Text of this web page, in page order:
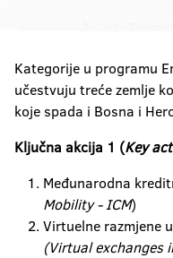
Lista
Lista
Kategorije u programu
učestvuju treće zemlje
koje spada i Bosna i
Ključna akcija 1 (Key
Međunarodna
Mobility - ICM)
Virtuelne razmjene
(Virtual exchanges